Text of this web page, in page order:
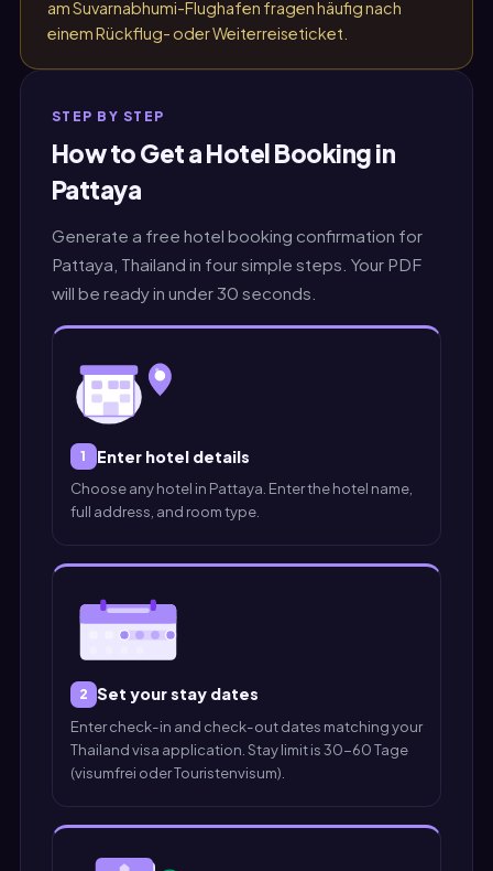
am Suvarnabhumi-Flughafen fragen häufig nach
einem Rückflug- oder Weiterreiseticket.
STEP BY STEP
How to Get a Hotel Booking in
Pattaya
Generate a free hotel booking confirmation for
Pattaya, Thailand in four simple steps. Your PDF
will be ready in under 30 seconds.
1 Enter hotel details
Choose any hotel in Pattaya. Enter the hotel name,
full address, and room type.
2 Set your stay dates
Enter check-in and check-out dates matching your
Thailand visa application. Stay limit is 30-60 Tage
(visumfrei oder Touristenvisum).